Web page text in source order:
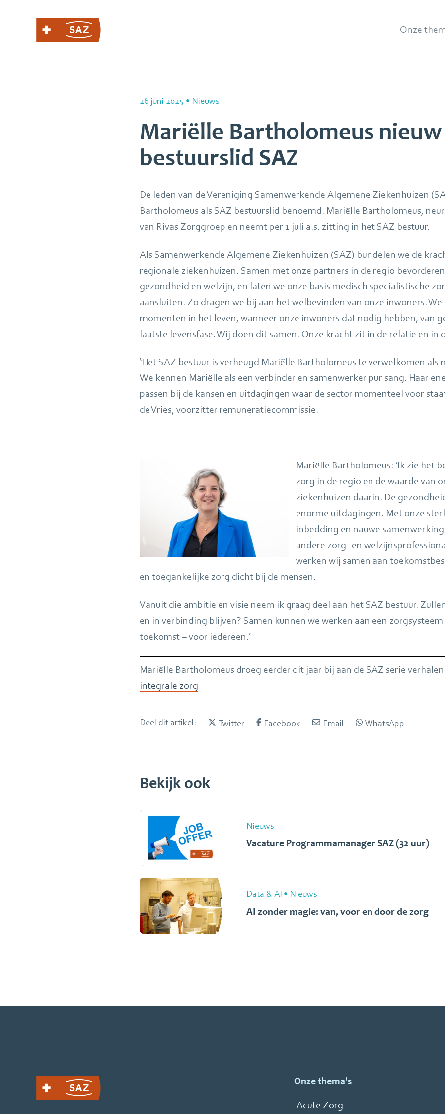
Onze
26 juni 2025 • Nieuws
Mariëlle Bartholomeus nieuw
bestuurslid SAZ
De leden van de Vereniging Samenwerkende Algemene Ziekenhuizen
Bartholomeus als SAZ bestuurslid benoemd. Mariëlle Bartholomeus,
van Rivas Zorggroep en neemt per 1 juli a.s. zitting in het SAZ bestuur.
Als Samenwerkende Algemene Ziekenhuizen (SAZ) bundelen we de
regionale ziekenhuizen. Samen met onze partners in de regio
gezondheid en welzijn, en laten we onze basis medisch specialistische
aansluiten. Zo dragen we bij aan het welbevinden van onze inwoners.
momenten in het leven, wanneer onze inwoners dat nodig hebben, van
laatste levensfase. Wij doen dit samen. Onze kracht zit in de relatie en in
‘Het SAZ bestuur is verheugd Mariëlle Bartholomeus te verwelkomen als
We kennen Mariëlle als een verbinder en samenwerker pur sang. Haar
passen bij de kansen en uitdagingen waar de sector momenteel voor
de Vries, voorzitter remuneratiecommissie.
Mariëlle Bartholomeus: ‘Ik zie het
zorg in de regio en de waarde van
ziekenhuizen daarin. De
enorme uitdagingen. Met onze
inbedding en nauwe
andere zorg- en
werken wij samen aan
en toegankelijke zorg dicht bij de mensen.
Vanuit die ambitie en visie neem ik graag deel aan het SAZ bestuur.
en in verbinding blijven? Samen kunnen we werken aan een
toekomst – voor iedereen.’
Mariëlle Bartholomeus droeg eerder dit jaar bij aan de SAZ serie
integrale zorg
Deel dit artikel: Twitter Facebook Email WhatsApp
Bekijk ook
Nieuws
Vacature Programmamanager SAZ (32 uur)
Data & AI • Nieuws
AI zonder magie: van, voor en door de zorg
Onze thema's
Acute Zorg